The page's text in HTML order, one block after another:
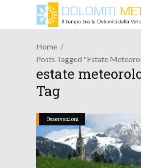
Home
Posts Tagged "estate
estate
Tag
Osservazioni